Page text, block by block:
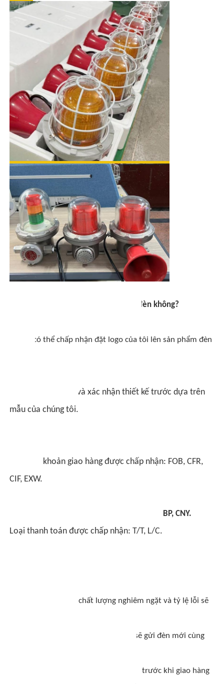
Bạn có giới hạn MOQ cho đơn hàng đèn không?
3. Bạn có thể chấp nhận đặt logo của tôi lên sản phẩm đèn
trước khi sản xuất và xác nhận thiết kế trước dựa trên
mẫu của chúng tôi.
Các điều khoản giao hàng được chấp nhận: FOB, CFR,
CIF, EXW.
Tiền tệ thanh toán được chấp nhận: USD, GBP, CNY.
Loại thanh toán được chấp nhận: T/T, L/C.
hệ thống kiểm soát chất lượng nghiêm ngặt và tỷ lệ lỗi sẽ
trong thời gian bảo hành, chúng tôi sẽ gửi đèn mới cùng
Tất cả các sản phẩm đã được kiểm tra trước khi giao hàng